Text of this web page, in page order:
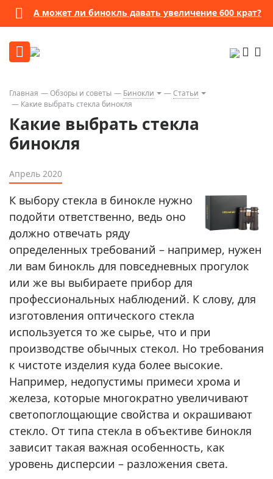
А может ли бинокль давать увеличение 600 крат?
Главная Обзоры и советы Бинокли
Статьи
Какие выбрать стекла бинокля
Какие выбрать стекла
бинокля
Апрель 2020
К выбору стекла в бинокле нужно
подойти ответственно, ведь оно
должно отвечать ряду
определенных требований – например, нужен
ли вам бинокль для повседневных прогулок
или же вы выбираете прибор для
профессиональных наблюдений. К слову, для
изготовления оптического стекла
используется то же сырье, что и при
производстве обычных стекол. Но требования
к чистоте изделия куда более высокие.
Например, недопустимы примеси хрома и
железа, которые многократно увеличивают
светопоглощающие свойства и окрашивают
стекло. От типа стекла в объективе бинокля
зависит такая важная особенность, как
уровень дисперсии – разложения света.